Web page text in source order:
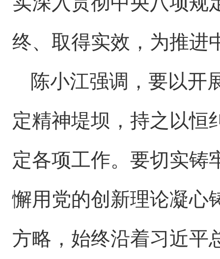
终、取得实效，为推进
陈小江强调，要以开
定精神堤坝，持之以恒
定各项工作。要切实铸
懈用党的创新理论凝心
方略，始终沿着习近平